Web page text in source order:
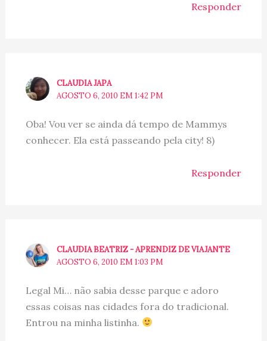
Responder
CLAUDIA JAPA
AGOSTO 6, 2010 EM 1:42 PM
Oba! Vou ver se ainda dá tempo de Mammys
conhecer. Ela está passeando pela city! 8)
Responder
CLAUDIA BEATRIZ - APRENDIZ DE VIAJANTE
AGOSTO 6, 2010 EM 1:03 PM
Legal Mi… não sabia desse parque e adoro
essas coisas nas cidades fora do tradicional.
Entrou na minha listinha.